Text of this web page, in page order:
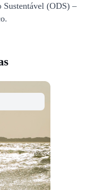
(ODS) –